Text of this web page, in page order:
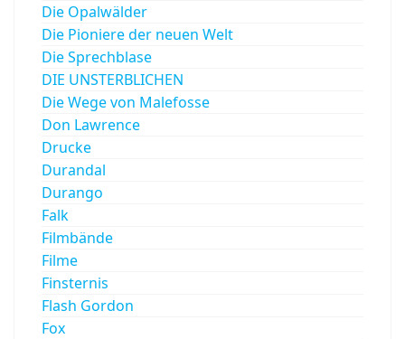
Die Opalwälder
Die Pioniere der neuen Welt
Die Sprechblase
DIE UNSTERBLICHEN
Die Wege von Malefosse
Don Lawrence
Drucke
Durandal
Durango
Falk
Filmbände
Filme
Finsternis
Flash Gordon
Fox